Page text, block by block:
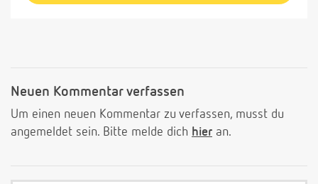
Neuen Kommentar verfassen
Um einen neuen Kommentar zu verfassen, musst du
angemeldet sein. Bitte melde dich hier an.